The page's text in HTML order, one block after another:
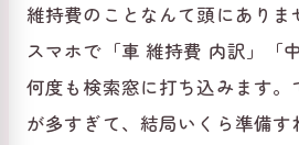
維持費のことなんて頭にあり
スマホで「車 維持費 内訳」「
何度も検索窓に打ち込みます。
が多すぎて、結局いくら準備す